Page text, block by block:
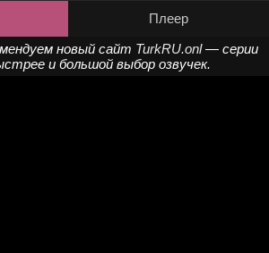
Плеер
новый сайт TurkRU.onl— серии
и большой выбор озвучек.